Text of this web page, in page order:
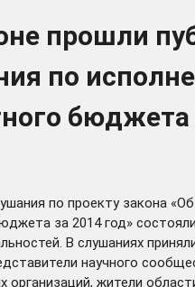
прошли
по
бюджета
по проекту закона
за 2014 год»
В слушаниях
научного
организаций, жители